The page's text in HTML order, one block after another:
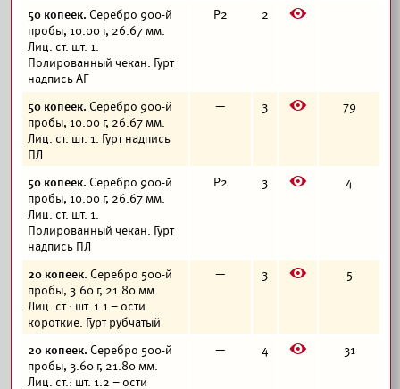
50 копеек. Серебро 900-й
пробы, 10.00 г, 26.67 мм.
Лиц. ст. шт. 1.
Полированный чекан. Гурт
надпись АГ
Р2 2 E
50 копеек. Серебро 900-й
пробы, 10.00 г, 26.67 мм.
Лиц. ст. шт. 1. Гурт надпись
ПЛ
— 3 E 79
50 копеек. Серебро 900-й
пробы, 10.00 г, 26.67 мм.
Лиц. ст. шт. 1.
Полированный чекан. Гурт
надпись ПЛ
Р2 3 E 4
20 копеек. Серебро 500-й
пробы, 3.60 г, 21.80 мм.
Лиц. ст.: шт. 1.1 – ости
короткие. Гурт рубчатый
— 3 E 5
20 копеек. Серебро 500-й
пробы, 3.60 г, 21.80 мм.
Лиц. ст.: шт. 1.2 – ости
— 4 E 31